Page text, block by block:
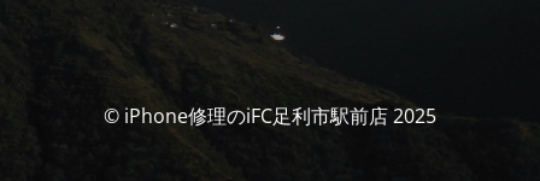
© iPhone修理のiFC足利市駅前店 2025